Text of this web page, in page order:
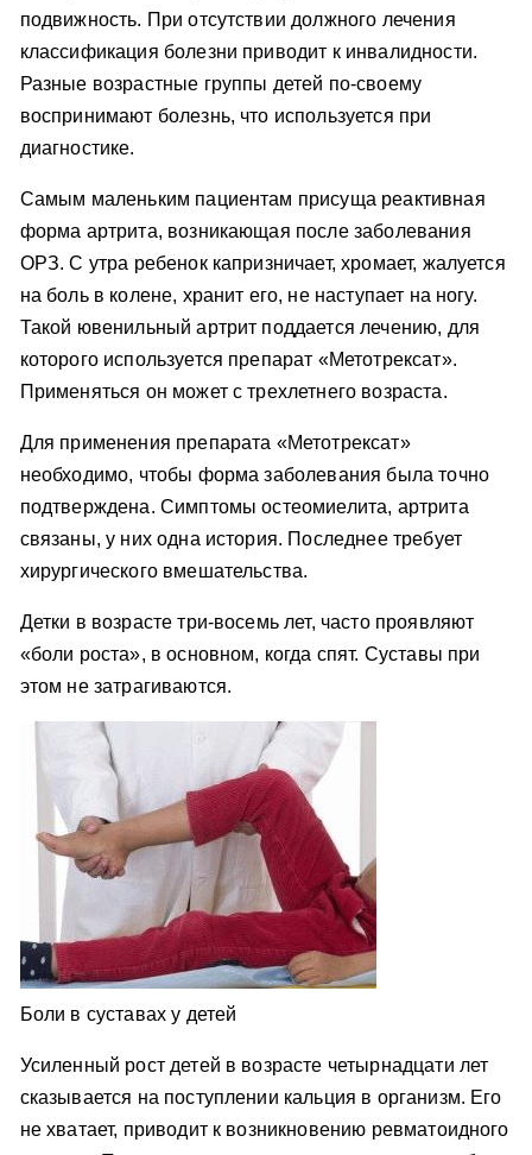
подвижность. При отсутствии должного лечения
классификация болезни приводит к инвалидности.
Разные возрастные группы детей по-своему
воспринимают болезнь, что используется при
диагностике.
Самым маленьким пациентам присуща реактивная
форма артрита, возникающая после заболевания
ОРЗ. С утра ребенок капризничает, хромает, жалуется
на боль в колене, хранит его, не наступает на ногу.
Такой ювенильный артрит поддается лечению, для
которого используется препарат «Метотрексат».
Применяться он может с трехлетнего возраста.
Для применения препарата «Метотрексат»
необходимо, чтобы форма заболевания была точно
подтверждена. Симптомы остеомиелита, артрита
связаны, у них одна история. Последнее требует
хирургического вмешательства.
Детки в возрасте три-восемь лет, часто проявляют
«боли роста», в основном, когда спят. Суставы при
этом не затрагиваются.
Боли в суставах у детей
Усиленный рост детей в возрасте четырнадцати лет
сказывается на поступлении кальция в организм. Его
не хватает, приводит к возникновению ревматоидного